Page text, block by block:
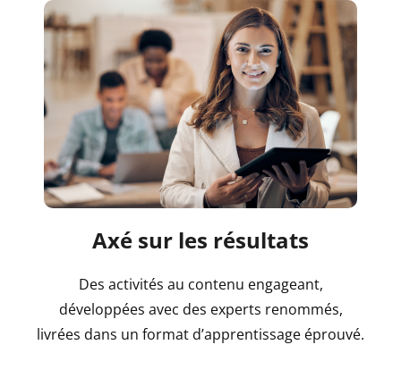
Axé sur les résultats
Des activités au contenu engageant,
développées avec des experts renommés,
livrées dans un format d’apprentissage éprouvé.